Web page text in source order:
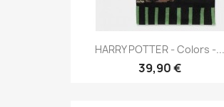
HARRY POTTER - Colors -...
39,90 €